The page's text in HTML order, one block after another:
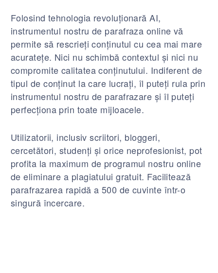
Folosind tehnologia revoluționară AI,
instrumentul nostru de parafraza online vă
permite să rescrieți conținutul cu cea mai mare
acuratețe. Nici nu schimbă contextul și nici nu
compromite calitatea conținutului. Indiferent de
tipul de conținut la care lucrați, îl puteți rula prin
instrumentul nostru de parafrazare și îl puteți
perfecționa prin toate mijloacele.
Utilizatorii, inclusiv scriitori, bloggeri,
cercetători, studenți și orice neprofesionist, pot
profita la maximum de programul nostru online
de eliminare a plagiatului gratuit. Facilitează
parafrazarea rapidă a 500 de cuvinte într-o
singură încercare.